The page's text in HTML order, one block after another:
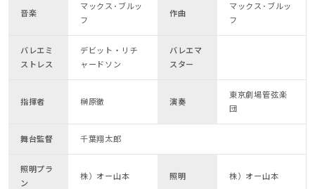
音楽
マックス･ブルッ
フ
作曲
マックス･ブルッ
フ
バレエミ
ストレス
デビット・リチ
ャードソン
バレエマ
スター
指揮者 榊原徹 演奏
東京劇場管弦楽
団
舞台監督 千葉翔太郎
照明プラ
ン
株）オー山本 照明 株）オー山本